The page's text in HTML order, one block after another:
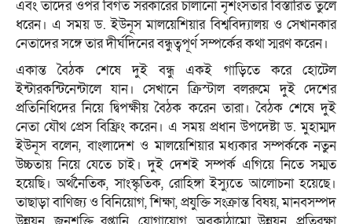
এবং তাদের ওপর বিগত সরকারের চালানো নৃশংসতার বিস্তারিত তুলে
ধরেন। এ সময় ড. ইউনূস মালয়েশিয়ার বিশ্ববিদ্যালয় ও সেখানকার
নেতাদের সঙ্গে তার দীর্ঘদিনের বন্ধুত্বপূর্ণ সম্পর্কের কথা স্মরণ করেন।
একান্ত বৈঠক শেষে দুই বন্ধু একই গাড়িতে করে হোটেল
ইন্টারকন্টিনেন্টালে যান। সেখানে ক্রিস্টাল বলরুমে দুই দেশের
প্রতিনিধিদের নিয়ে দ্বিপক্ষীয় বৈঠক করেন তারা। বৈঠক শেষে দুই
নেতা যৌথ প্রেস বিফ্রিং করেন। এ সময় প্রধান উপদেষ্টা ড. মুহাম্মদ
ইউনূস বলেন, বাংলাদেশ ও মালয়েশিয়ার মধ্যকার সম্পর্ককে নতুন
উচ্চতায় নিয়ে যেতে চাই। দুই দেশই সম্পর্ক এগিয়ে নিতে সম্মত
হয়েছি। অর্থনৈতিক, সাংস্কৃতিক, রোহিঙ্গা ইস্যুতে আলোচনা হয়েছে।
তাছাড়া বাণিজ্য ও বিনিয়োগ, শিক্ষা, প্রযুক্তি সংক্রান্ত বিষয়, মানবসম্পদ